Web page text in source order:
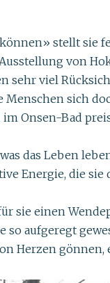
stellt sie
von
sehr viel
sich
Onsen-Bad
das Leben
Energie, die
sie einen
so aufgeregt
Herzen gönnen,